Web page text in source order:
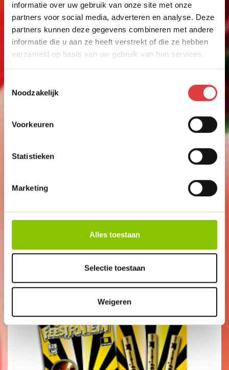
informatie over uw gebruik van onze site met onze
partners voor social media, adverteren en analyse. Deze
partners kunnen deze gegevens combineren met andere
informatie die u aan ze heeft verstrekt of die ze hebben
verzameld op basis van uw gebruik van hun services.
Toestemmingsselectie
Noodzakelijk
Voorkeuren
Statistieken
Marketing
Alles toestaan
Selectie toestaan
Weigeren
FEESTFONTEINEN
FEESTFONTEINEN + HOUDER
art.nr: 1699- meer info